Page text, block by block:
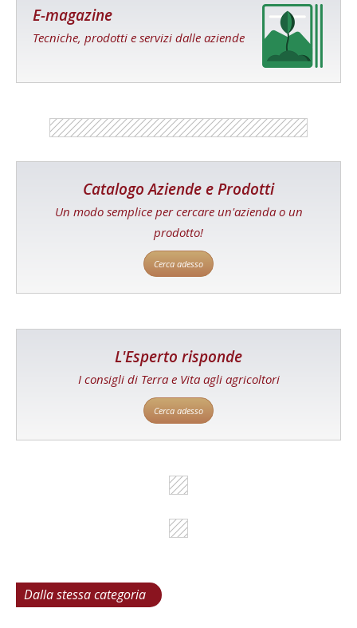
E-magazine
Tecniche, prodotti e servizi dalle aziende
Catalogo Aziende e Prodotti
Un modo semplice per cercare un'azienda o un
prodotto!
Cerca adesso
L'Esperto risponde
I consigli di Terra e Vita agli agricoltori
Cerca adesso
Dalla stessa categoria